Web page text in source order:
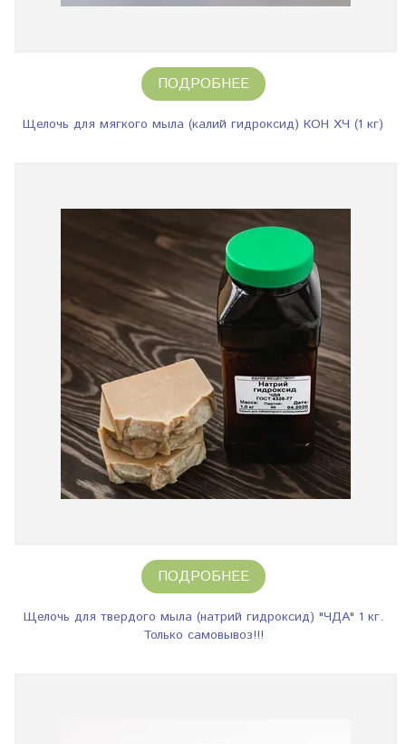
ПОДРОБНЕЕ
Щелочь для мягкого мыла (калий гидроксид) КОН ХЧ (1 кг)
ПОДРОБНЕЕ
Щелочь для твердого мыла (натрий гидроксид) "ЧДА" 1 кг.
Только самовывоз!!!